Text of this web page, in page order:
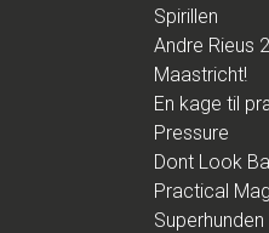
Spirillen
Andre Rieus
Maastricht!
En kage til
Pressure
Dont Look
Practical
Superhunden